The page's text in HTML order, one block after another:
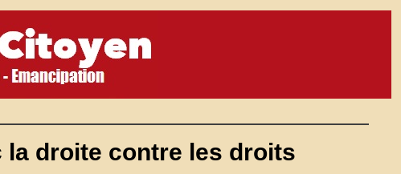
la droite contre les droits